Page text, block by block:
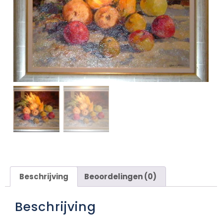
Beschrijving Beoordelingen (0)
Beschrijving